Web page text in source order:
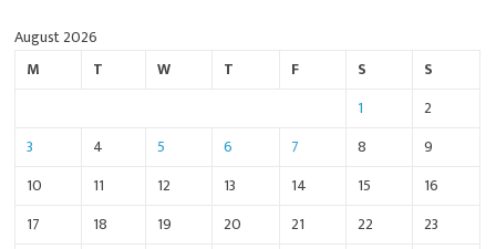
August 2026
M
T W T F S
S
1
2
3
4 5 6 7 8
9
10
11 12 13 14 15
16
17
18 19 20 21 22
23